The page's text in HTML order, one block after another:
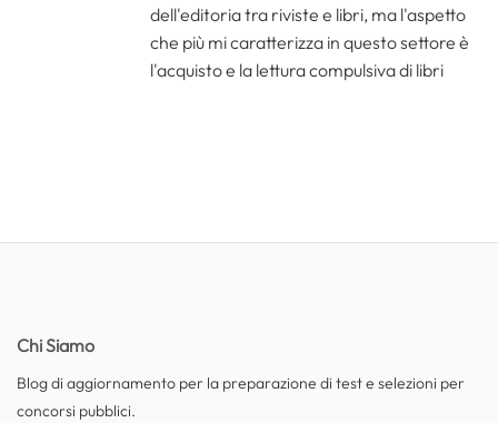
dell'editoria tra riviste e libri, ma l'aspetto
che più mi caratterizza in questo settore è
l'acquisto e la lettura compulsiva di libri
Chi Siamo
Blog di aggiornamento per la preparazione di test e selezioni per
concorsi pubblici.